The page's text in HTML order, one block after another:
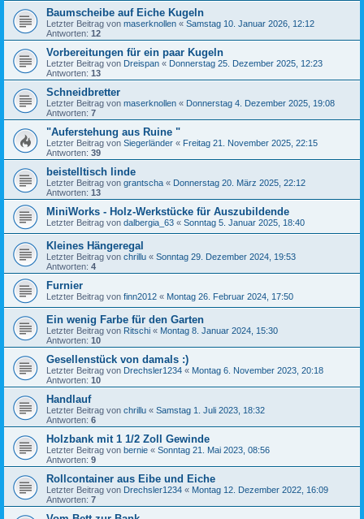
Baumscheibe auf Eiche Kugeln
Letzter Beitrag von maserknollen « Samstag 10. Januar 2026, 12:12
Antworten: 12
Vorbereitungen für ein paar Kugeln
Letzter Beitrag von Dreispan « Donnerstag 25. Dezember 2025, 12:23
Antworten: 13
Schneidbretter
Letzter Beitrag von maserknollen « Donnerstag 4. Dezember 2025, 19:08
Antworten: 7
"Auferstehung aus Ruine "
Letzter Beitrag von Siegerländer « Freitag 21. November 2025, 22:15
Antworten: 39
beistelltisch linde
Letzter Beitrag von grantscha « Donnerstag 20. März 2025, 22:12
Antworten: 13
MiniWorks - Holz-Werkstücke für Auszubildende
Letzter Beitrag von dalbergia_63 « Sonntag 5. Januar 2025, 18:40
Kleines Hängeregal
Letzter Beitrag von chrillu « Sonntag 29. Dezember 2024, 19:53
Antworten: 4
Furnier
Letzter Beitrag von finn2012 « Montag 26. Februar 2024, 17:50
Ein wenig Farbe für den Garten
Letzter Beitrag von Ritschi « Montag 8. Januar 2024, 15:30
Antworten: 10
Gesellenstück von damals :)
Letzter Beitrag von Drechsler1234 « Montag 6. November 2023, 20:18
Antworten: 10
Handlauf
Letzter Beitrag von chrillu « Samstag 1. Juli 2023, 18:32
Antworten: 6
Holzbank mit 1 1/2 Zoll Gewinde
Letzter Beitrag von bernie « Sonntag 21. Mai 2023, 08:56
Antworten: 9
Rollcontainer aus Eibe und Eiche
Letzter Beitrag von Drechsler1234 « Montag 12. Dezember 2022, 16:09
Antworten: 7